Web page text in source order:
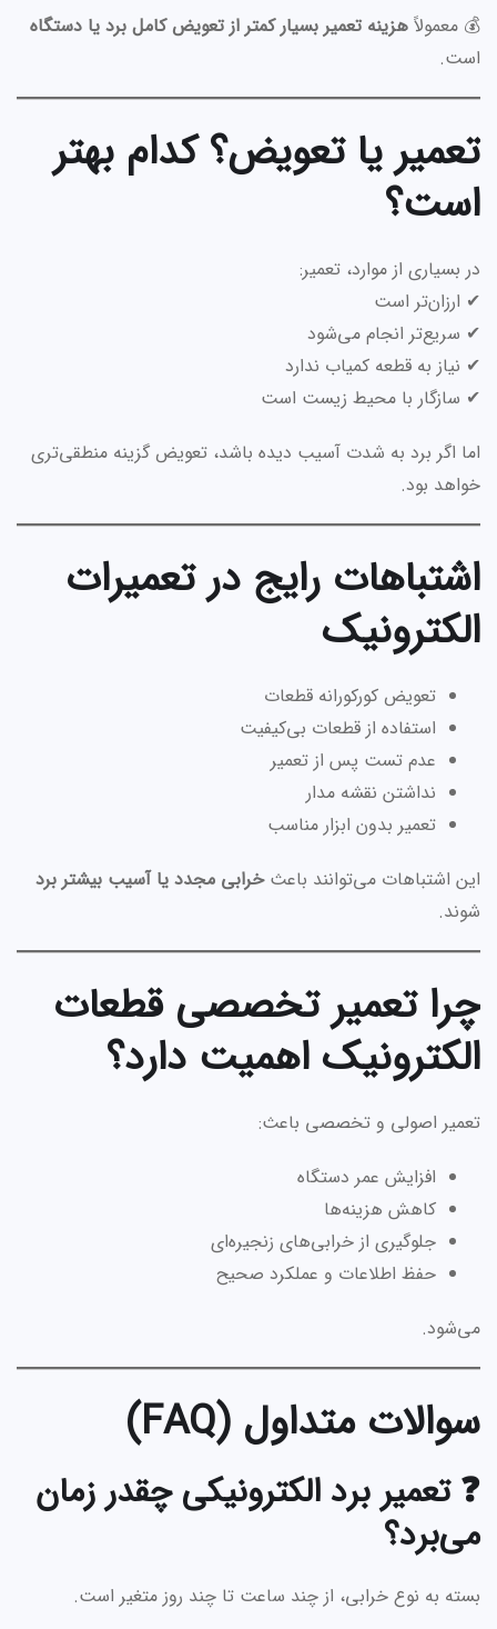
💰 معمولاً هزینه تعمیر بسیار کمتر از تعویض کامل برد یا دستگاه
است.
تعمیر یا تعویض؟ کدام بهتر
است؟
در بسیاری از موارد، تعمیر:
✔ ارزان‌تر است
✔ سریع‌تر انجام می‌شود
✔ نیاز به قطعه کمیاب ندارد
✔ سازگار با محیط زیست است
اما اگر برد به شدت آسیب دیده باشد، تعویض گزینه منطقی‌تری
خواهد بود.
اشتباهات رایج در تعمیرات
الکترونیک
تعویض کورکورانه قطعات
استفاده از قطعات بی‌کیفیت
عدم تست پس از تعمیر
نداشتن نقشه مدار
تعمیر بدون ابزار مناسب
این اشتباهات می‌توانند باعثخرابی مجدد یا آسیب بیشتر برد
شوند.
چرا تعمیر تخصصی قطعات
الکترونیک اهمیت دارد؟
تعمیر اصولی و تخصصی باعث:
افزایش عمر دستگاه
کاهش هزینه‌ها
جلوگیری از خرابی‌های زنجیره‌ای
حفظ اطلاعات و عملکرد صحیح
می‌شود.
سوالات متداول (FAQ)
❓ تعمیر برد الکترونیکی چقدر زمان
می‌برد؟
بسته به نوع خرابی، از چند ساعت تا چند روز متغیر است.